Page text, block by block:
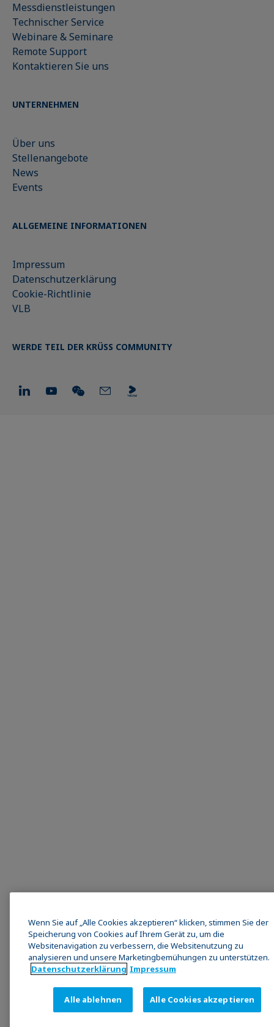
Messdienstleistungen
Technischer Service
Webinare & Seminare
Remote Support
Kontaktieren Sie uns
UNTERNEHMEN
Über uns
Stellenangebote
News
Events
ALLGEMEINE INFORMATIONEN
Impressum
Datenschutzerklärung
Cookie-Richtlinie
VLB
WERDE TEIL DER KRÜSS COMMUNITY
Wenn Sie auf „Alle Cookies akzeptieren“ klicken, stimmen Sie der
Speicherung von Cookies auf Ihrem Gerät zu, um die
Websitenavigation zu verbessern, die Websitenutzung zu
analysieren und unsere Marketingbemühungen zu unterstützen.
Datenschutz­erklärung Impressum
Alle ablehnen Alle Cookies akzeptieren